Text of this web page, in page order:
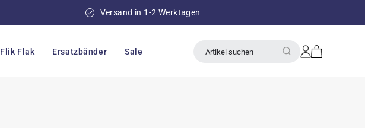
Versand in 1-2 Werktagen
Flik Flak Ersatzbänder Sale Artikel suchen Einloggen
Warenkorb